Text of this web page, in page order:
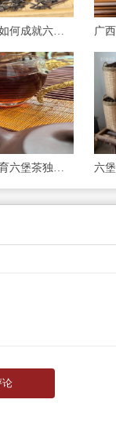
亚热带季风气候如何成就六堡茶？揭秘其独特品质的天然密码
酸性红黄壤：孕育六堡茶独特风味的隐秘基石
论